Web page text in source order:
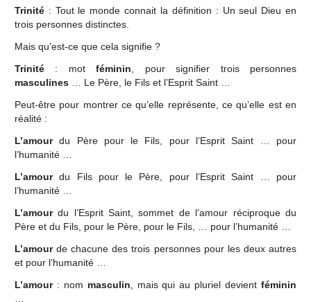
Trinité: Tout le monde connait la définition : Un seul Dieu en
trois personnes distinctes.
Mais qu’est-ce que cela signifie ?
Trinité: motféminin , pour signifier trois personnes
masculines… Le Père, le Fils et l’Esprit Saint …
Peut-être pour montrer ce qu’elle représente, ce qu’elle est en
réalité :
L’amourdu Père pour le Fils, pour l’Esprit Saint … pour
l’humanité …
L’amourdu Fils pour le Père, pour l’Esprit Saint … pour
l’humanité …
L’amourdu l’Esprit Saint, sommet de l’amour réciproque du
Père et du Fils, pour le Père, pour le Fils, … pour l’humanité …
L’amourde chacune des trois personnes pour les deux autres
et pour l’humanité …
L’amour : nom masculin , mais qui au pluriel devientféminin